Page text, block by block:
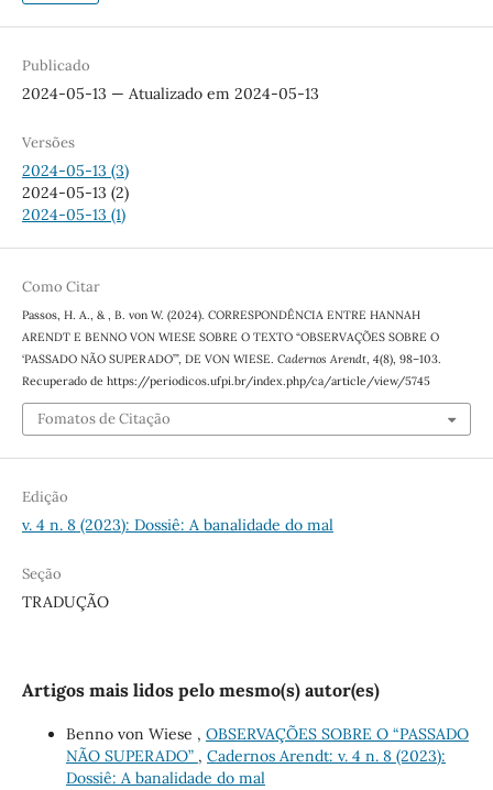
Publicado
2024-05-13 — Atualizado em 2024-05-13
Versões
2024-05-13 (3)
2024-05-13 (2)
2024-05-13 (1)
Como Citar
Passos, H. A., & , B. von W. (2024). CORRESPONDÊNCIA ENTRE HANNAH
ARENDT E BENNO VON WIESE SOBRE O TEXTO “OBSERVAÇÕES SOBRE O
‘PASSADO NÃO SUPERADO’”, DE VON WIESE. Cadernos Arendt, 4(8), 98–103.
Recuperado de https://periodicos.ufpi.br/index.php/ca/article/view/5745
Fomatos de Citação
Edição
v. 4 n. 8 (2023): Dossiê: A banalidade do mal
Seção
TRADUÇÃO
Artigos mais lidos pelo mesmo(s) autor(es)
Benno von Wiese , OBSERVAÇÕES SOBRE O “PASSADO
NÃO SUPERADO” , Cadernos Arendt: v. 4 n. 8 (2023):
Dossiê: A banalidade do mal